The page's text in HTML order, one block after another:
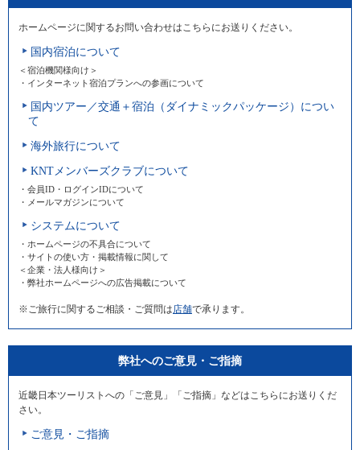
ホームページに関するお問い合わせはこちらにお送りください。
国内宿泊について
＜宿泊機関様向け＞
・インターネット宿泊プランへの参画について
国内ツアー／交通＋宿泊（ダイナミックパッケージ）につい
て
海外旅行について
KNTメンバーズクラブについて
・会員ID・ログインIDについて
・メールマガジンについて
システムについて
・ホームページの不具合について
・サイトの使い方・掲載情報に関して
＜企業・法人様向け＞
・弊社ホームページへの広告掲載について
※ご旅行に関するご相談・ご質問は 店舗で承ります。
弊社へのご意見・ご指摘
近畿日本ツーリストへの「ご意見」「ご指摘」などはこちらにお送りくだ
さい。
ご意見・ご指摘